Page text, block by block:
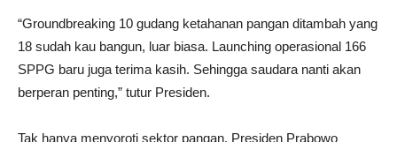
“Groundbreaking 10 gudang ketahanan pangan ditambah yang
18 sudah kau bangun, luar biasa. Launching operasional 166
SPPG baru juga terima kasih. Sehingga saudara nanti akan
berperan penting,” tutur Presiden.
Tak hanya menyoroti sektor pangan, Presiden Prabowo